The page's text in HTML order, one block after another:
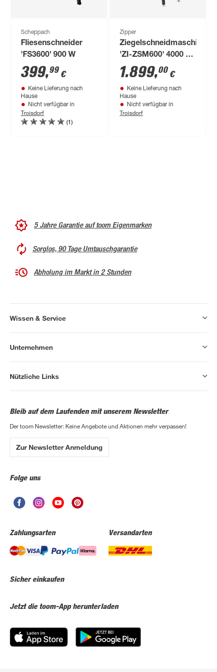
Scheppach
Fliesenschneider
'FS3600' 900 W
399,99 €
Keine Lieferung nach
Hause
Nicht verfügbar in
Troisdorf
(1)
Zipper
Ziegelschneidmaschine
'ZI-ZSM600' 4000 W
mit Sägeblatt Ø 600
mm
1.899,00 €
Keine Lieferung nach
Hause
Nicht verfügbar in
Troisdorf
5 Jahre Garantie auf toom Eigenmarken
Sorglos, 90 Tage Umtauschgarantie
Abholung im Markt in 2 Stunden
Wissen & Service
Unternehmen
Nützliche Links
Bleib auf dem Laufenden mit unserem Newsletter
Der toom Newsletter: Keine Angebote und Aktionen mehr verpassen!
Zur Newsletter Anmeldung
Folge uns
Zahlungsarten Versandarten
Sicher einkaufen
Jetzt die toom-App herunterladen